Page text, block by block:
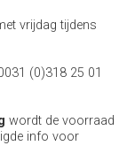
vrijdag tijdens
(0)318 25 01
wordt de voorraad
info voor